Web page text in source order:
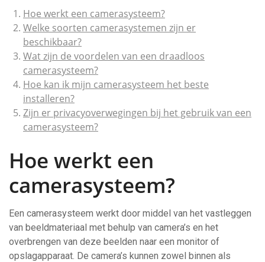
Hoe werkt een camerasysteem?
Welke soorten camerasystemen zijn er
beschikbaar?
Wat zijn de voordelen van een draadloos
camerasysteem?
Hoe kan ik mijn camerasysteem het beste
installeren?
Zijn er privacyoverwegingen bij het gebruik van een
camerasysteem?
Hoe werkt een
camerasysteem?
Een camerasysteem werkt door middel van het vastleggen
van beeldmateriaal met behulp van camera’s en het
overbrengen van deze beelden naar een monitor of
opslagapparaat. De camera’s kunnen zowel binnen als